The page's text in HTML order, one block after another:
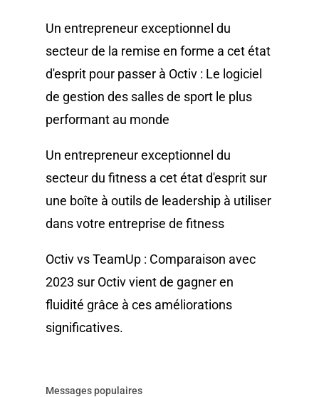
Un entrepreneur exceptionnel du
secteur de la remise en forme a cet état
d'esprit pour passer à Octiv : Le logiciel
de gestion des salles de sport le plus
performant au monde
Un entrepreneur exceptionnel du
secteur du fitness a cet état d'esprit sur
une boîte à outils de leadership à utiliser
dans votre entreprise de fitness
Octiv vs TeamUp : Comparaison avec
2023 sur Octiv vient de gagner en
fluidité grâce à ces améliorations
significatives.
Messages populaires